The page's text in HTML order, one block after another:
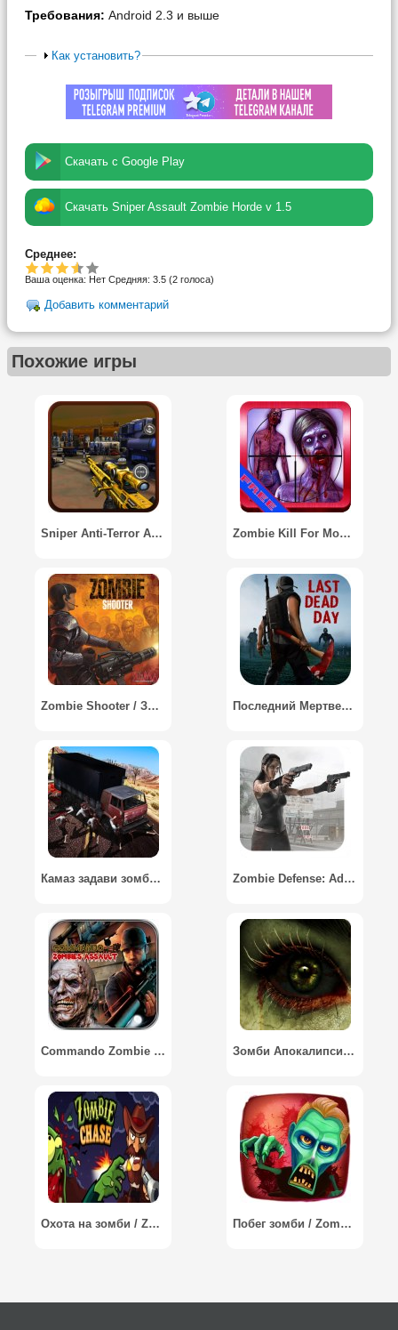
Требования: Android 2.3 и выше
Как установить?
Скачать с Google Play
Скачать Sniper Assault Zombie Horde v 1.5
Среднее:
Ваша оценка: Нет Средняя: 3.5 (2 голоса)
Добавить комментарий
Похожие игры
Sniper Anti-Terror Assault Zombie Kill For Money 3D Shooter / Зомби Убивают Забабло Шутер 3D
Zombie Shooter / Зомби Шутер Последний Мертвец З День: Зомби Снайпер Выживание / Last Dead Z Day: Zombie Sniper Survival
Камаз задави зомби / Kamaz Crush the Zombie Zombie Defense: Adrenaline / Атака Зомби: Адреналин
Commando Zombie Assault Зомби Апокалипсис: Мертвецы 3D / Zombie Apocalypse: Dead 3D
Охота на зомби / Zombie Chase Побег зомби / Zombie Escape